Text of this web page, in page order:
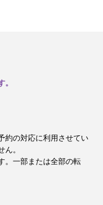
約の対応に利用させてい
。
。一部または全部の転